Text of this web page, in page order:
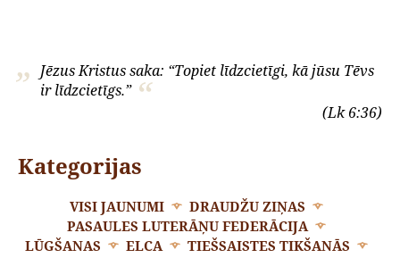
Jēzus Kristus saka: “Topiet līdzcietīgi, kā jūsu Tēvs
ir līdzcietīgs.”
(Lk 6:36)
Kategorijas
VISI JAUNUMI
DRAUDŽU ZIŅAS
PASAULES LUTERĀŅU FEDERĀCIJA
LŪGŠANAS
ELCA
TIEŠSAISTES TIKŠANĀS